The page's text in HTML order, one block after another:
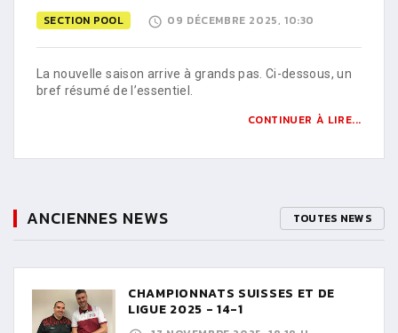
SECTION POOL 09 DÉCEMBRE 2025, 10:30
La nouvelle saison arrive à grands pas. Ci-dessous, un
bref résumé de l’essentiel.
CONTINUER À LIRE...
ANCIENNES NEWS TOUTES NEWS
CHAMPIONNATS SUISSES ET DE
LIGUE 2025 - 14-1